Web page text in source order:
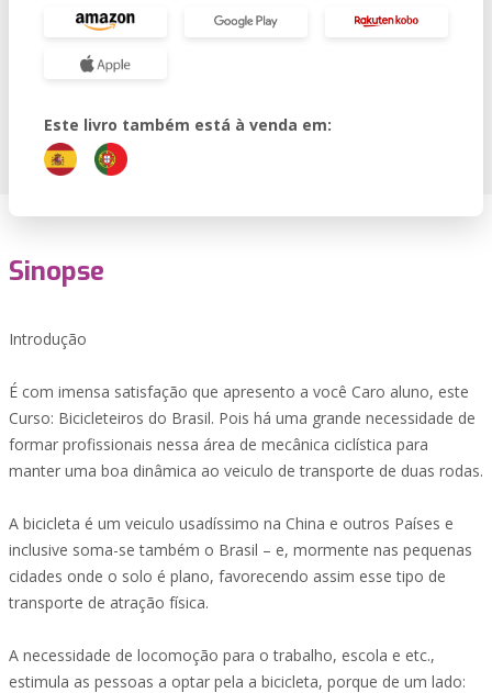
Este livro também está à venda em:
Sinopse
Introdução
É com imensa satisfação que apresento a você Caro aluno, este
Curso: Bicicleteiros do Brasil. Pois há uma grande necessidade de
formar profissionais nessa área de mecânica ciclística para
manter uma boa dinâmica ao veiculo de transporte de duas rodas.
A bicicleta é um veiculo usadíssimo na China e outros Países e
inclusive soma-se também o Brasil – e, mormente nas pequenas
cidades onde o solo é plano, favorecendo assim esse tipo de
transporte de atração física.
A necessidade de locomoção para o trabalho, escola e etc.,
estimula as pessoas a optar pela a bicicleta, porque de um lado: